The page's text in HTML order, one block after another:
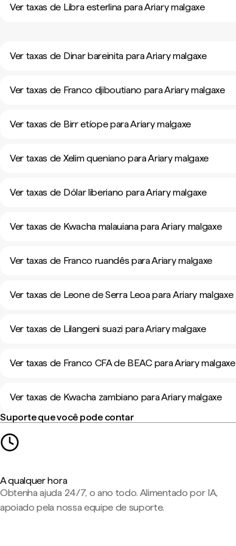
Ver taxas de Libra esterlina para Ariary malgaxe
Ver taxas de Dinar bareinita para Ariary malgaxe
Ver taxas de Franco djiboutiano para Ariary malgaxe
Ver taxas de Birr etíope para Ariary malgaxe
Ver taxas de Xelim queniano para Ariary malgaxe
Ver taxas de Dólar liberiano para Ariary malgaxe
Ver taxas de Kwacha malauiana para Ariary malgaxe
Ver taxas de Franco ruandês para Ariary malgaxe
Ver taxas de Leone de Serra Leoa para Ariary malgaxe
Ver taxas de Lilangeni suazi para Ariary malgaxe
Ver taxas de Franco CFA de BEAC para Ariary malgaxe
Ver taxas de Kwacha zambiano para Ariary malgaxe
Suporte que você pode contar
A qualquer hora
Obtenha ajuda 24/7, o ano todo. Alimentado por IA,
apoiado pela nossa equipe de suporte.